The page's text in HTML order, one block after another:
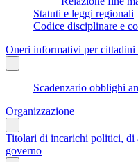
Statuti e leggi regionali
Codice disciplinare e
Oneri informativi per cittadini
Scadenzario obblighi
Organizzazione
Titolari di incarichi politici, di
governo